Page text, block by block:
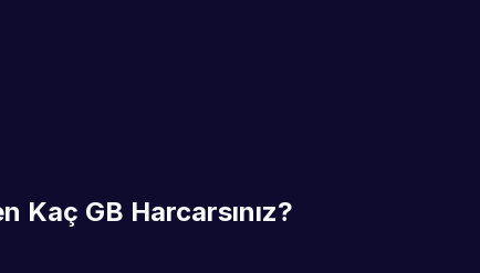
GB Harcarsınız?